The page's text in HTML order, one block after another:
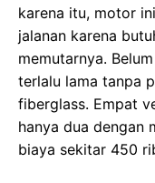
karena itu, motor
jalanan karena
memutarnya.
terlalu lama tanpa
fiberglass. Empat
hanya dua dengan
biaya sekitar 450